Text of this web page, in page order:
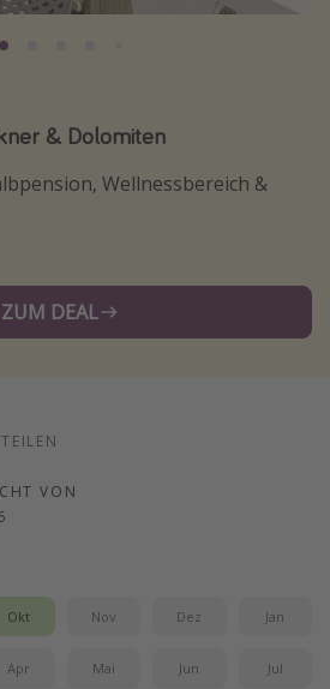
& Dolomiten
Wellnessbereich &
ZUM DEAL
VON
TEILEN
Okt Nov Dez Jan
Apr Mai Jun Jul